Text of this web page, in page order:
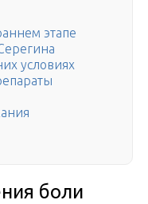
этапе
условиях
боли